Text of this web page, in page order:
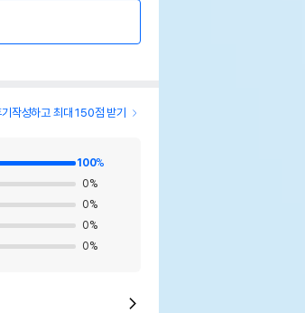
작성하고 최대 150점 받기
100%
0%
0%
0%
0%